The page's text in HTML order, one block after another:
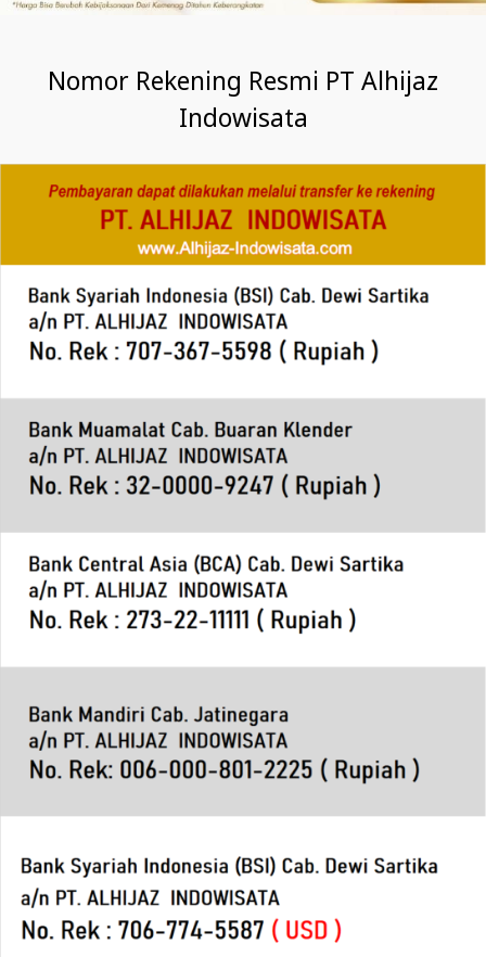
Nomor Rekening Resmi PT Alhijaz
Indowisata